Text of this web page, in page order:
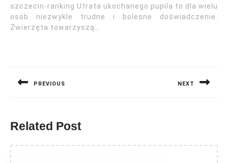
szczecin-ranking Utrata ukochanego pupila to dla wielu
osób niezwykle trudne i bolesne doświadczenie.
Zwierzęta towarzyszą…
PREVIOUS NEXT
Related Post